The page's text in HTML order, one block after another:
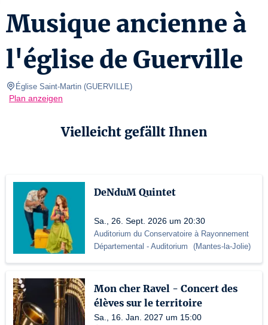
Musique ancienne à
l'église de Guerville
Église Saint-Martin (GUERVILLE)
Plan anzeigen
Vielleicht gefällt Ihnen
DeNduM Quintet
Sa., 26. Sept. 2026 um 20:30
Auditorium du Conservatoire à Rayonnement
Départemental - Auditorium (Mantes-la-Jolie)
Mon cher Ravel - Concert des
élèves sur le territoire
Sa., 16. Jan. 2027 um 15:00